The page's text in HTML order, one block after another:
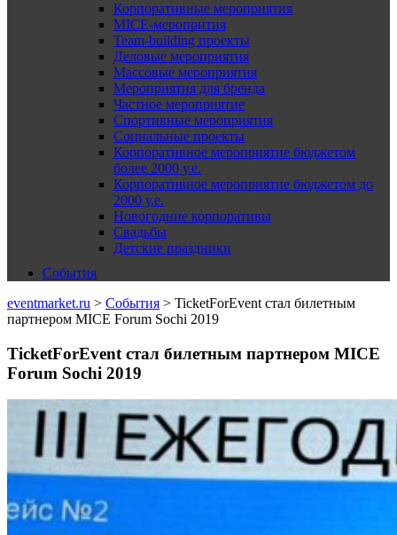
Корпоративные мероприятия
MICE-меропрития
Team-building проекты
Деловые мероприятия
Массовые мероприятия
Мероприятия для бренда
Частное мероприятие
Спортивные мероприятия
Социальные проекты
Корпоративное мероприятие бюджетом
более 2000 у.е.
Корпоративное мероприятие бюджетом до
2000 у.е.
Новогодние корпоративы
Свадьбы
Детские праздники
События
eventmarket.ru > События > TicketForEvent стал билетным
партнером MICE Forum Sochi 2019
TicketForEvent стал билетным партнером MICE
Forum Sochi 2019